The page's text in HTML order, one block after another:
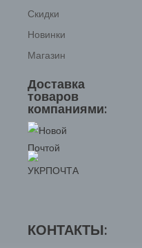
Скидки
Новинки
Магазин
Доставка
товаров
компаниями:
КОНТАКТЫ: